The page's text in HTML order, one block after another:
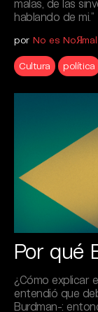
malas, de las
hablando de mi.”
por No es NoЯmal
Cultura política
Por qué
¿Cómo explicar
entendió que
Burdman-: